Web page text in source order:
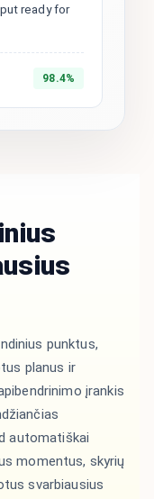
ready for
98.4%
punktus,
planus ir
įrankis
automatiškai
momentus, skyrių
svarbiausius